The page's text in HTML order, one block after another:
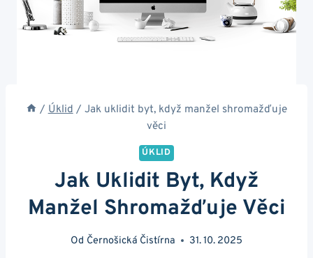
/ Úklid / Jak uklidit byt, když manžel shromažďuje
věci
ÚKLID
Jak Uklidit Byt, Když
Manžel Shromažďuje Věci
Od Černošická Čistírna 31. 10. 2025